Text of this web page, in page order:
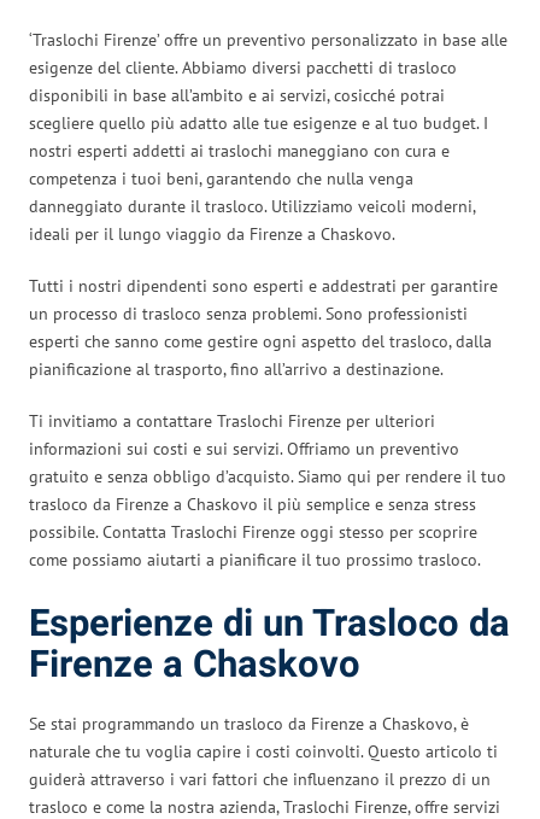
‘Traslochi Firenze’ offre un preventivo personalizzato in base alle
esigenze del cliente. Abbiamo diversi pacchetti di trasloco
disponibili in base all’ambito e ai servizi, cosicché potrai
scegliere quello più adatto alle tue esigenze e al tuo budget. I
nostri esperti addetti ai traslochi maneggiano con cura e
competenza i tuoi beni, garantendo che nulla venga
danneggiato durante il trasloco. Utilizziamo veicoli moderni,
ideali per il lungo viaggio da Firenze a Chaskovo.
Tutti i nostri dipendenti sono esperti e addestrati per garantire
un processo di trasloco senza problemi. Sono professionisti
esperti che sanno come gestire ogni aspetto del trasloco, dalla
pianificazione al trasporto, fino all’arrivo a destinazione.
Ti invitiamo a contattare Traslochi Firenze per ulteriori
informazioni sui costi e sui servizi. Offriamo un preventivo
gratuito e senza obbligo d’acquisto. Siamo qui per rendere il tuo
trasloco da Firenze a Chaskovo il più semplice e senza stress
possibile. Contatta Traslochi Firenze oggi stesso per scoprire
come possiamo aiutarti a pianificare il tuo prossimo trasloco.
Esperienze di un Trasloco da
Firenze a Chaskovo
Se stai programmando un trasloco da Firenze a Chaskovo, è
naturale che tu voglia capire i costi coinvolti. Questo articolo ti
guiderà attraverso i vari fattori che influenzano il prezzo di un
trasloco e come la nostra azienda, Traslochi Firenze, offre servizi